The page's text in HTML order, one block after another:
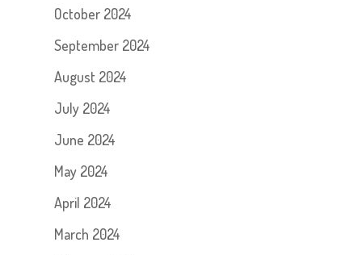
October 2024
September 2024
August 2024
July 2024
June 2024
May 2024
April 2024
March 2024